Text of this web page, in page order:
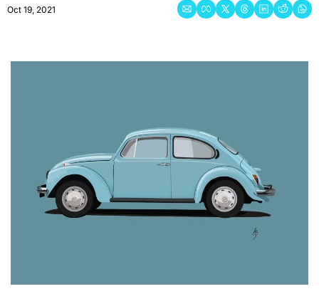
Oct 19, 2021